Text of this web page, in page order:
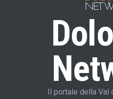
Il portale della Val